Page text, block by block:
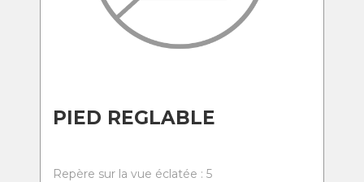
PIED REGLABLE
Repère sur la vue éclatée : 5